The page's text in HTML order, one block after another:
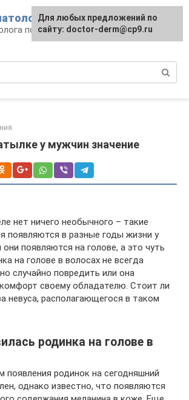
по уходу за кожей и
у мужчин значение
нет ничего необычного – такие
появляются в разные годы жизни у
появляются на голове, а это чуть
на голове в волосах не всегда
случайно повредить или она
своему обладателю. Стоит ли
невуса, располагающегося в таком
родинка на голове в
появления родинок на сегодняшний
однако известно, что появляются
Для любых предложений по
сайту: doctor-derm@cp9.ru